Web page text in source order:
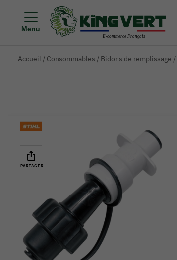
Menu
Accueil / Consommables / Bidons de remplissage /
PARTAGER